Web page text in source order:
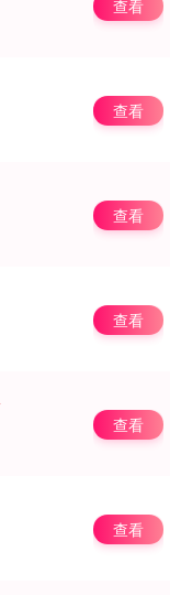
查看
查看
查看
查看
查看
查看